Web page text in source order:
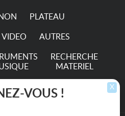
PLATEAU
VIDEO AUTRES
RECHERCHE
MATERIEL
X
VOUS !